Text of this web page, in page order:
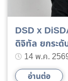
DSD x
ดิจิทัล ยกระ
14 พ.ค.
อ่านต่อ